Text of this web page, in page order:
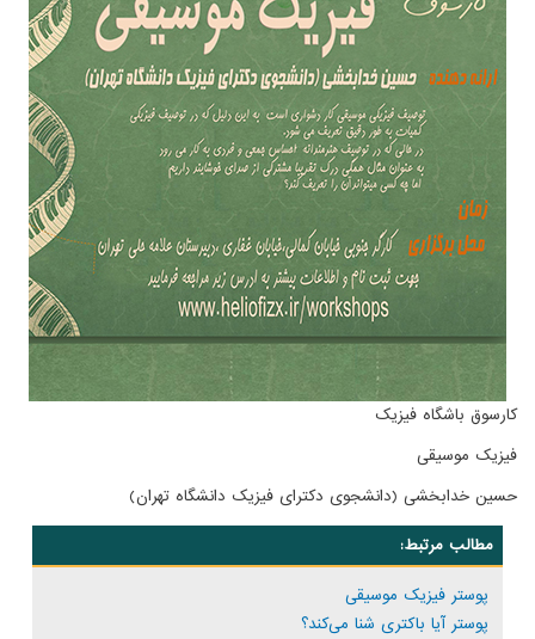
کارسوق باشگاه فیزیک
فیزیک موسیقی
حسین خدابخشی (دانشجوی دکترای فیزیک دانشگاه تهران)
مطالب مرتبط:
پوستر فیزیک موسیقی
پوستر آیا باکتری شنا می‌کند؟